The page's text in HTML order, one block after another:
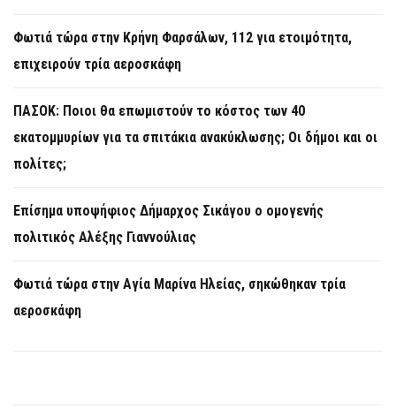
Φωτιά τώρα στην Κρήνη Φαρσάλων, 112 για ετοιμότητα,
επιχειρούν τρία αεροσκάφη
ΠΑΣΟΚ: Ποιοι θα επωμιστούν το κόστος των 40
εκατομμυρίων για τα σπιτάκια ανακύκλωσης; Οι δήμοι και οι
πολίτες;
Επίσημα υποψήφιος Δήμαρχος Σικάγου ο ομογενής
πολιτικός Αλέξης Γιαννούλιας
Φωτιά τώρα στην Aγία Μαρίνα Ηλείας, σηκώθηκαν τρία
αεροσκάφη